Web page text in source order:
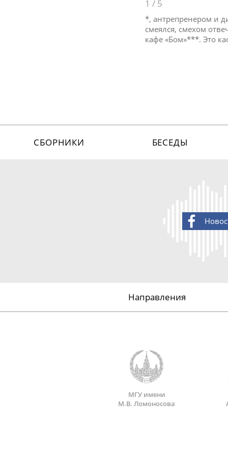
1 / 5
*, антрепренером и
смеялся, смехом
кафе «Бом»***. Это
СБОРНИКИ БЕСЕДЫ
Направления
МГУ имени
М.В. Ломоносова